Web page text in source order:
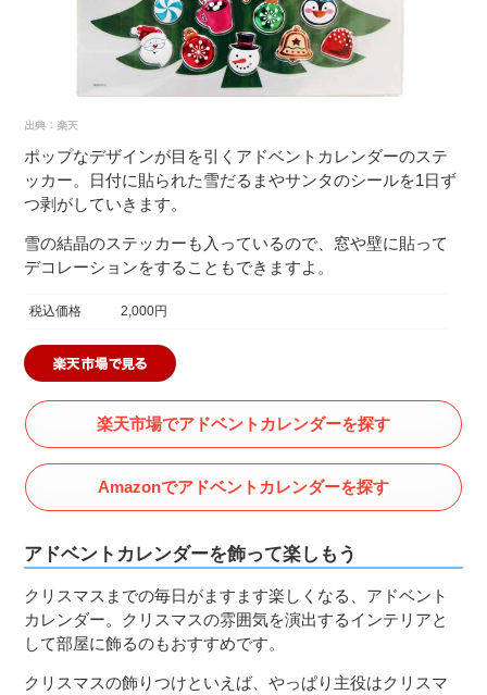
ポップなデザインが目を引くアドベントカレンダーのステ
ッカー。日付に貼られた雪だるまやサンタのシールを1日ず
つ剥がしていきます。
雪の結晶のステッカーも入っているので、窓や壁に貼って
デコレーションをすることもできますよ。
税込価格 2,000円
楽天市場でアドベントカレンダーを探す
Amazonでアドベントカレンダーを探す
アドベントカレンダーを飾って楽しもう
クリスマスまでの毎日がますます楽しくなる、アドベント
カレンダー。クリスマスの雰囲気を演出するインテリアと
して部屋に飾るのもおすすめです。
クリスマスの飾りつけといえば、やっぱり主役はクリスマ